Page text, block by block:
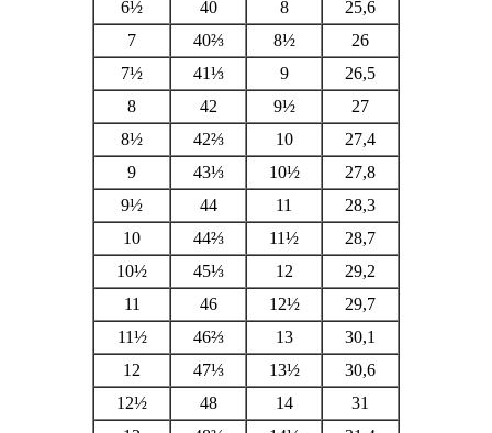
6½
40 8
25,6
7
40⅔ 8½
26
7½
41⅓ 9
26,5
8
42 9½
27
8½
42⅔ 10
27,4
9
43⅓ 10½
27,8
9½
44 11
28,3
10
44⅔ 11½
28,7
10½
45⅓ 12
29,2
11
46 12½
29,7
11½
46⅔ 13
30,1
12
47⅓ 13½
30,6
12½
48 14
31